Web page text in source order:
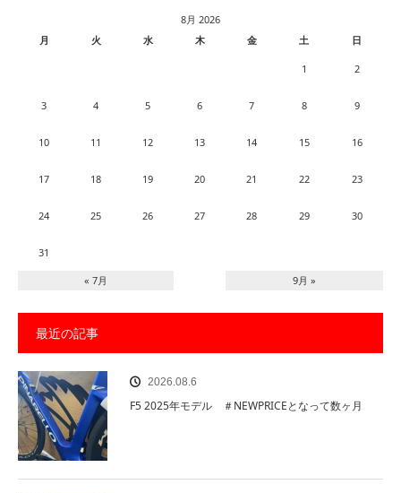
8月 2026
月
火 水 木 金 土 日
1 2
3 4 5 6 7 8 9
10 11 12 13 14 15 16
17 18 19 20 21 22 23
24 25 26 27 28 29 30
31
« 7月 9月 »
最近の記事
2026.08.6
F5 2025年モデル ＃NEWPRICEとなって数ヶ月